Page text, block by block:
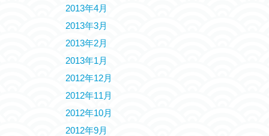
2013年4月
2013年3月
2013年2月
2013年1月
2012年12月
2012年11月
2012年10月
2012年9月